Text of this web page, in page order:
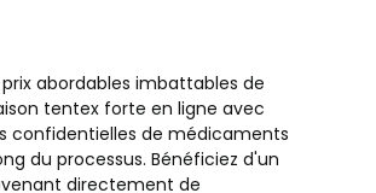
abordables imbattables de
tentex forte en ligne avec
confidentielles de médicaments
du processus. Bénéficiez d'un
directement de